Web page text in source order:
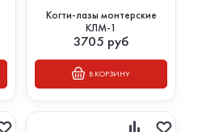
Когти-лазы монтерские
КЛМ-1
3705 руб
В КОРЗИНУ